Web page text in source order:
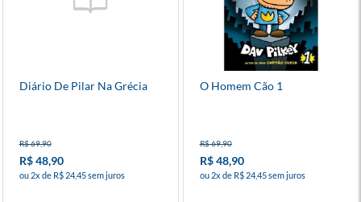
Diário De Pilar Na Grécia
R$ 69,90
R$ 48,90
ou 2x de R$ 24,45 sem juros
O Homem Cão 1
R$ 69,90
R$ 48,90
ou 2x de R$ 24,45 sem juros